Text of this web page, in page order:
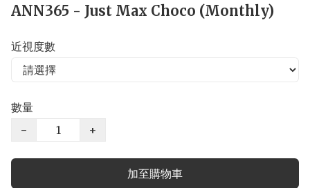
ANN365 - Just Max Choco (Monthly)
近視度數
數量
−
+
加至購物車